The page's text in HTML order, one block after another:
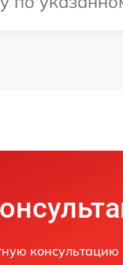
консультацию